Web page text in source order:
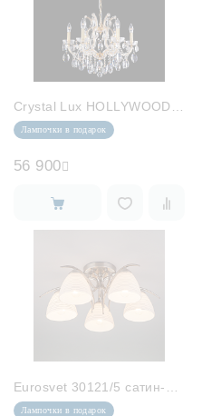
Лампочки в подарок
56 900
Лампочки в подарок